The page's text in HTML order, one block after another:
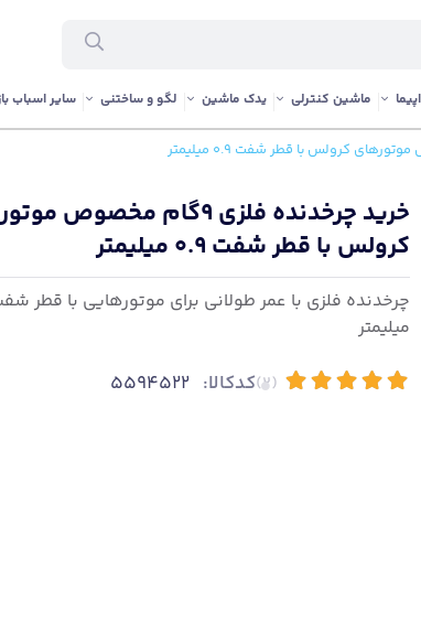
ماشین کنترلی یدک ماشین لگو و ساختنی سایر اسباب
خرید چرخدنده فلزی 9گام مخصوص
کرولس با قطر شفت 0.9 میلیمتر
میلیمتر
(2) کدکالا: 5594522